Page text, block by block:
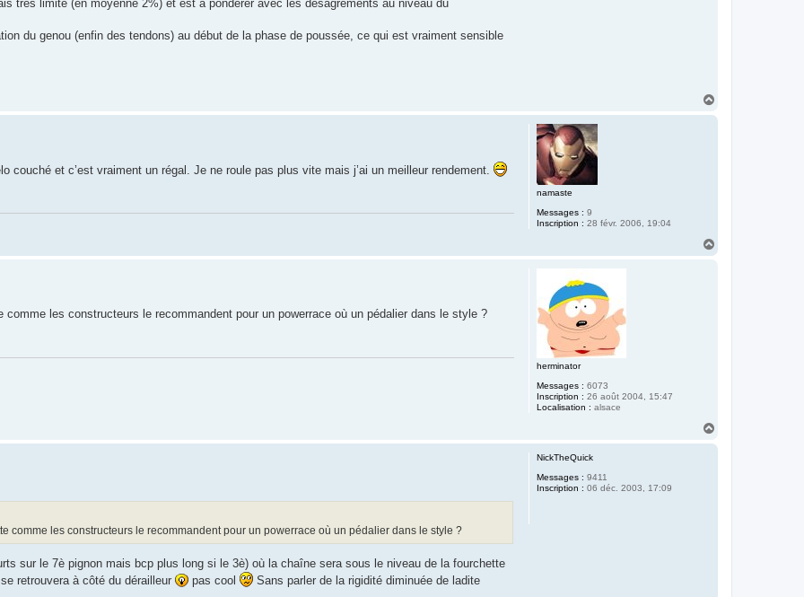
très limité (en moyenne 2%) et est à pondérer avec les désagréments au niveau du
du genou (enfin des tendons) au début de la phase de poussée, ce qui est vraiment sensible
namaste
Messages : 9
Inscription : 28 févr. 2006, 19:04
couché et c’est vraiment un régal. Je ne roule pas plus vite mais j’ai un meilleur rendement.
herminator
Messages : 6073
Inscription : 26 août 2004, 15:47
Localisation : alsace
les constructeurs le recommandent pour un powerrace où un pédalier dans le style ?
NickTheQuick
Messages : 9411
Inscription : 06 déc. 2003, 17:09
comme les constructeurs le recommandent pour un powerrace où un pédalier dans le style ?
sur le 7è pignon mais bcp plus long si le 3è) où la chaîne sera sous le niveau de la fourchette
retrouvera à côté du dérailleur
pas cool Sans parler de la rigidité diminuée de ladite